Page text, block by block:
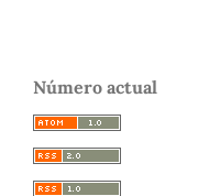
Número actual